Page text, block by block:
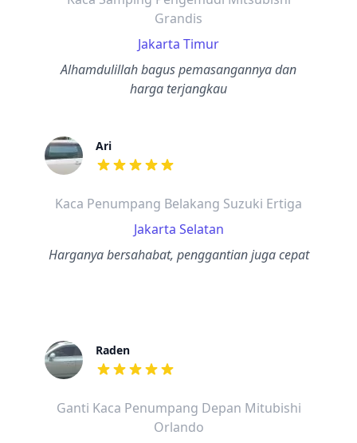
Grandis
Jakarta Timur
Alhamdulillah bagus pemasangannya dan
harga terjangkau
Ari
dari ulasan adalah bintang lima
Kaca Penumpang Belakang Suzuki Ertiga
Jakarta Selatan
Harganya bersahabat, penggantian juga cepat
Raden
dari ulasan adalah bintang lima
Ganti Kaca Penumpang Depan Mitubishi
Orlando